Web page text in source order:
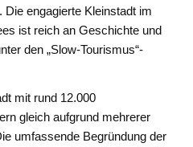
Die engagierte Kleinstadt im
ist reich an Geschichte und
den „Slow-Tourismus“-
mit rund 12.000
gleich aufgrund mehrerer
umfassende Begründung der